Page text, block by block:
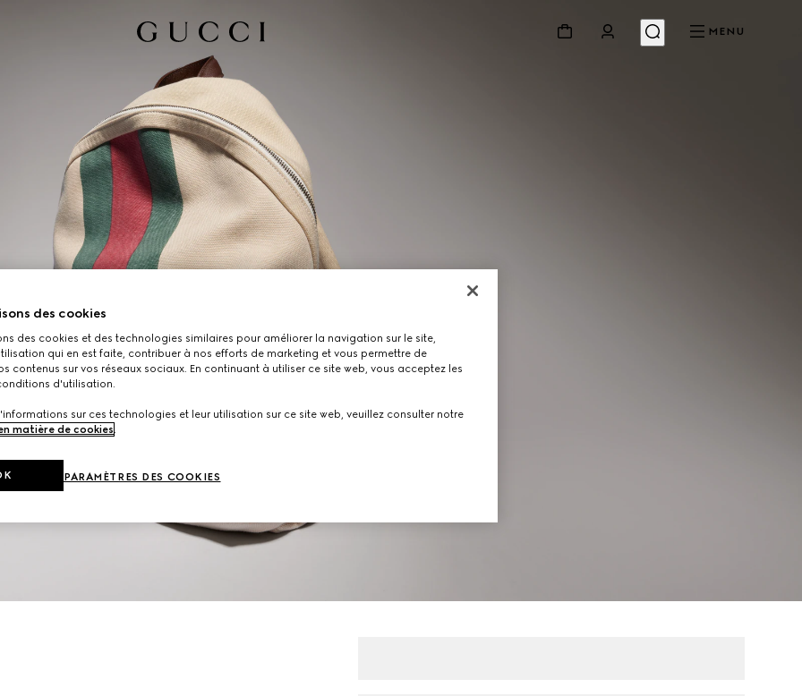
MENU
des cookies
des cookies et des technologies similaires pour améliorer la navigation sur le site,
qui en est faite, contribuer à nos efforts de marketing et vous permettre de
contenus sur vos réseaux sociaux. En continuant à utiliser ce site web, vous acceptez les
d'utilisation.
sur ces technologies et leur utilisation sur ce site web, veuillez consulter notre
matière de cookies.
PARAMÈTRES DES COOKIES